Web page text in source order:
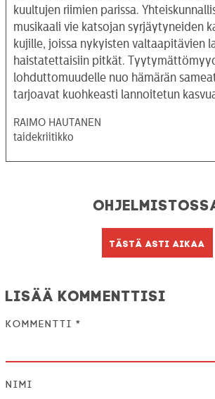
kuultujen riimien parissa.
musikaali vie katsojan syrjäytyneiden
kujille, joissa nykyisten valtaapitävien
haistatettaisiin pitkät.
lohduttomuudelle nuo hämärän
tarjoavat kuohkeasti lannoitetun
RAIMO HAUTANEN
taidekriitikko
Tästä asti aikaa
Lisää kommenttisi
Kommentti *
Nimi